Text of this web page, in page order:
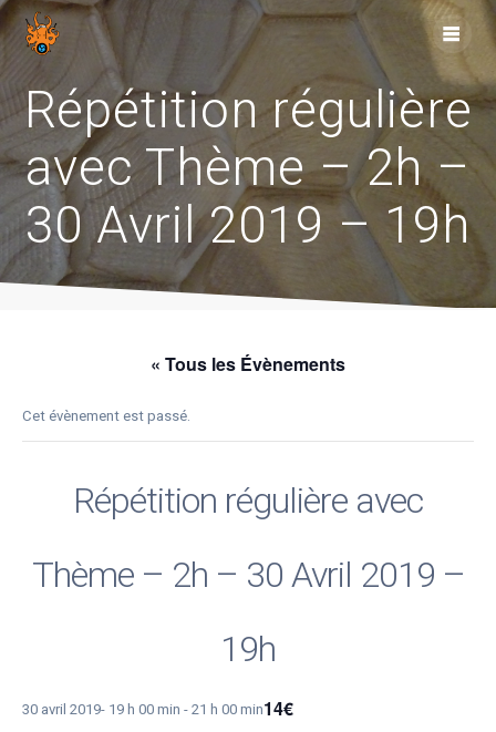
Skip
Répétition régulière
avec Thème – 2h –
30 Avril 2019 – 19h
« Tous les Évènements
Cet évènement est passé.
Répétition régulière avec
Thème – 2h – 30 Avril 2019 –
19h
30 avril 2019- 19 h 00 min - 21 h 00 min14€